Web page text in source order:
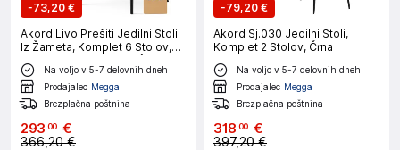
-73,20 €
Akord Livo Prešiti Jedilni Stoli
Iz Žameta, Komplet 6 Stolov,
Stekleničasto Zelena, Črne
NogeNa voljo v 5-7 delovnih dneh
Prodajalec Megga
Brezplačna poštnina
293 00 €
366,20 €
-79,20 €
Akord Sj.030 Jedilni Stoli,
Komplet 2 Stolov, Črna
Na voljo v 5-7 delovnih dneh
Prodajalec Megga
Brezplačna poštnina
318 00 €
397,20 €